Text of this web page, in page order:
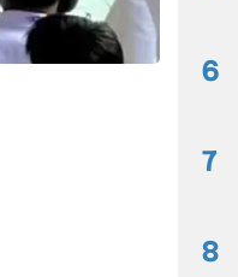
6
7
8